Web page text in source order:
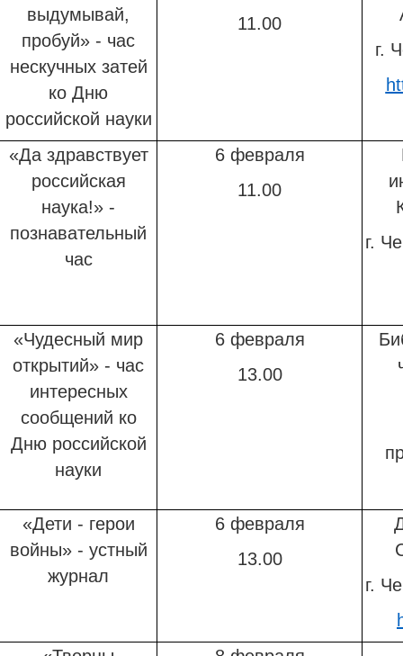
выдумывай,
пробуй» - час
нескучных затей
ко Дню
российской науки
11.00
г.
«Да здравствует
российская
наука!» -
познавательный
час
6 февраля
11.00
г.
«Чудесный мир
открытий» - час
интересных
сообщений ко
Дню российской
науки
6 февраля
13.00
«Дети - герои
войны» - устный
журнал
6 февраля
13.00
г.